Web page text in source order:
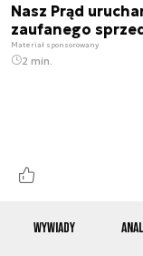
Wywiady
Nasz Prąd
zaufanego
Materiał sponsorowany
2 min.